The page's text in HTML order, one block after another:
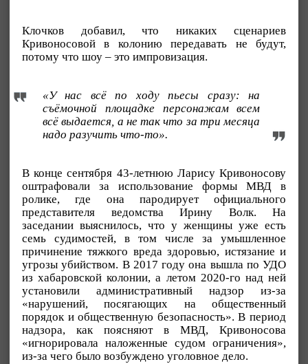
Клочков добавил, что никаких сценариев
Кривоносовой в колонию передавать не будут,
потому что шоу – это импровизация.
«У нас всё по ходу пьесы сразу: на
съёмочной площадке персонажам всем
всё выдается, а не так что за три месяца
надо разучить что-то».
В конце сентября 43-летнюю Ларису Кривоносову
оштрафовали за использование формы МВД в
ролике, где она пародирует официального
представителя ведомства Ирину Волк. На
заседании выяснилось, что у женщины уже есть
семь судимостей, в том числе за умышленное
причинение тяжкого вреда здоровью, истязание и
угрозы убийством. В 2017 году она вышла по УДО
из хабаровской колонии, а летом 2020-го над ней
установили административный надзор из-за
«нарушений, посягающих на общественный
порядок и общественную безопасность». В период
надзора, как поясняют в МВД, Кривоносова
«игнорировала наложенные судом ограничения»,
из-за чего было возбуждено уголовное дело.